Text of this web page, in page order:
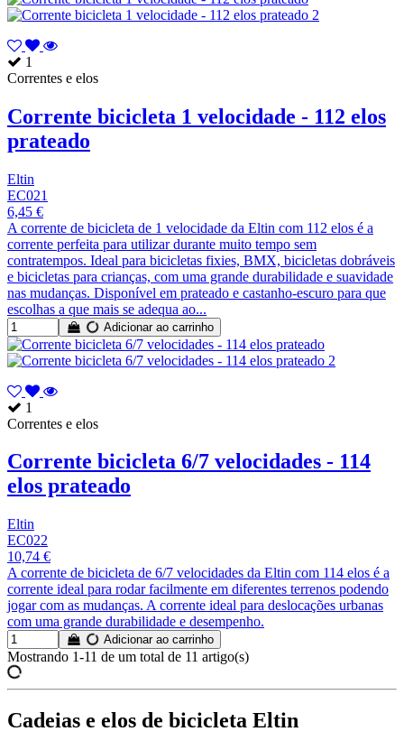
1
Correntes e elos
Corrente bicicleta 1 velocidade - 112 elos
prateado
Eltin
EC021
6,45 €
A corrente de bicicleta de 1 velocidade da Eltin com 112 elos é a
corrente perfeita para utilizar durante muito tempo sem
contratempos. Ideal para bicicletas fixies, BMX, bicicletas dobráveis
e bicicletas para crianças, com uma grande durabilidade e suavidade
nas mudanças. Disponível em prateado e castanho-escuro para que
escolhas a que mais se adequa ao...
Adicionar ao carrinho
1
Correntes e elos
Corrente bicicleta 6/7 velocidades - 114
elos prateado
Eltin
EC022
10,74 €
A corrente de bicicleta de 6/7 velocidades da Eltin com 114 elos é a
corrente ideal para rodar facilmente em diferentes terrenos podendo
jogar com as mudanças. A corrente ideal para deslocações urbanas
com uma grande durabilidade e desempenho.
Adicionar ao carrinho
Mostrando 1-11 de um total de 11 artigo(s)
Cadeias e elos de bicicleta Eltin